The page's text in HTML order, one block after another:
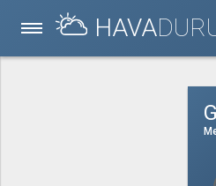
HAVA